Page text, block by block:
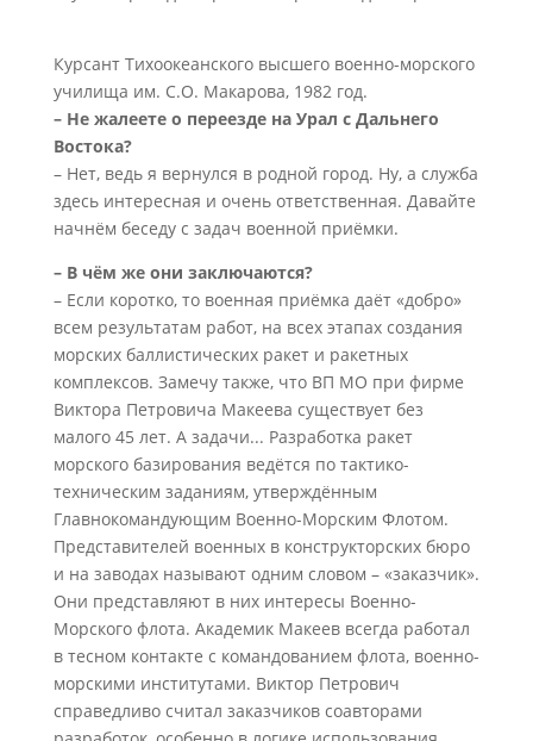
Курсант Тихоокеанского высшего военно-морского
училища им. С.О. Макарова, 1982 год.
– Не жалеете о переезде на Урал с Дальнего
Востока?
– Нет, ведь я вернулся в родной город. Ну, а служба
здесь интересная и очень ответственная. Давайте
начнём беседу с задач военной приёмки.
– В чём же они заключаются?
– Если коротко, то военная приёмка даёт «добро»
всем результатам работ, на всех этапах создания
морских баллистических ракет и ракетных
комплексов. Замечу также, что ВП МО при фирме
Виктора Петровича Макеева существует без
малого 45 лет. А задачи... Разработка ракет
морского базирования ведётся по тактико-
техническим заданиям, утверждённым
Главнокомандующим Военно-Морским Флотом.
Представителей военных в конструкторских бюро
и на заводах называют одним словом – «заказчик».
Они представляют в них интересы Военно-
Морского флота. Академик Макеев всегда работал
в тесном контакте с командованием флота, военно-
морскими институтами. Виктор Петрович
справедливо считал заказчиков соавторами